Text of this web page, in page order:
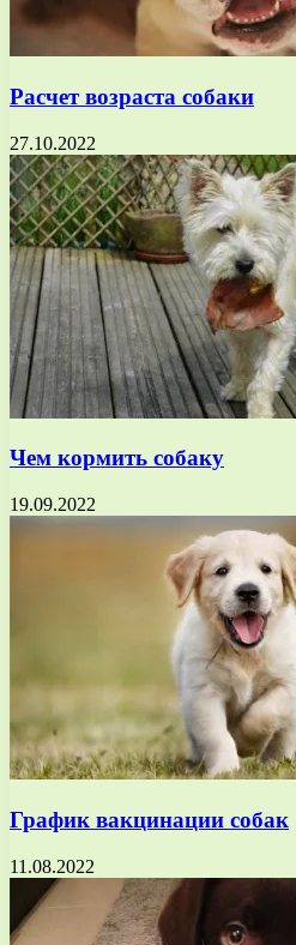
Расчет возраста собаки
27.10.2022
Чем кормить собаку
19.09.2022
График вакцинации собак
11.08.2022